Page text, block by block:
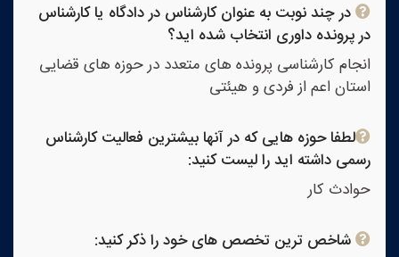
در چند نوبت به عنوان کارشناس در دادگاه یا کارشناس
در پرونده داوری انتخاب شده اید؟
انجام کارشناسی پرونده های متعدد در حوزه های قضایی
استان اعم از فردی و هیئتی
لطفا حوزه هایی که در آنها بیشترین فعالیت کارشناس
رسمی داشته اید را لیست کنید:
حوادث کار
شاخص ترین تخصص های خود را ذکر کنید: